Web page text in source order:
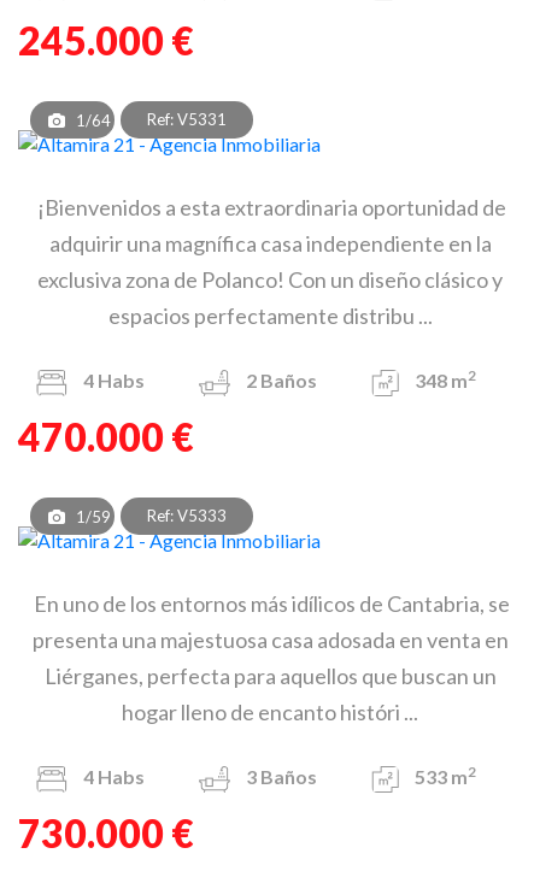
245.000 €
1/64 Ref: V5331
¡Bienvenidos a esta extraordinaria oportunidad de
adquirir una magnífica casa independiente en la
exclusiva zona de Polanco! Con un diseño clásico y
espacios perfectamente distribu ...
4 Habs 2 Baños 348 m2
470.000 €
1/59 Ref: V5333
En uno de los entornos más idílicos de Cantabria, se
presenta una majestuosa casa adosada en venta en
Liérganes, perfecta para aquellos que buscan un
hogar lleno de encanto históri ...
4 Habs 3 Baños 533 m2
730.000 €